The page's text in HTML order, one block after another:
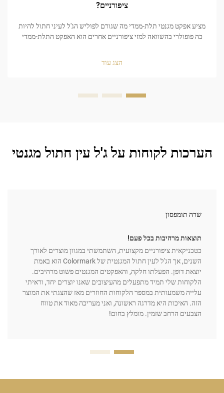
ציפורניים?
מציע אפקט מגנטי תלת-ממדי מה שגורם לפוליש הג'ל לעיני חתול להיות
כה פופולרי בהשוואה למזי ציפורניים אחרים הוא האפקט התלת-ממדי
הצג עוד
הערכות לקוחות על ג'ל עין חתול מגנטי
שרה תומפסון
תוצאות מרהיבות בכל פעם!
כטכניקאית ציפורניים מקצועית, השתמשתי במגוון מוצרים לאורך
השנים, אך הג'ל לעין חתול המגנטית של Colormark הוא באמת
יוצאת דופן. הפעלתו חלקה, והאפקטים המגנטים פשוט מרהיבים.
הלקוחות שלי תמיד מתפעלים מהעיצובים שאנו יוצרים יחד, וראיתי
עלייה משמעותית במספר הלקוחות החוזרים מאז שהצגתי את המוצר
הזה. האיכות היא מדרגה ראשונה, ואני מעריכה מאוד את טווח
הצבעים הרחב שזמין. מומלץ בחום!